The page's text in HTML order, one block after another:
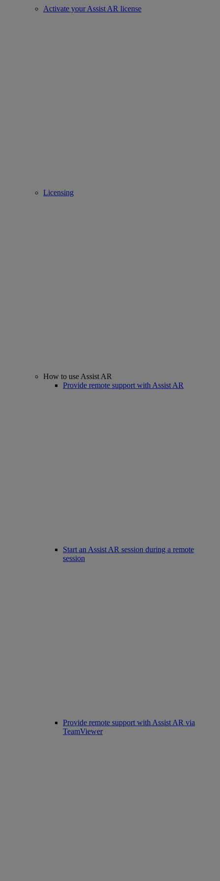
Activate your Assist AR license
Licensing
How to use Assist AR
Provide remote support with Assist AR
Start an Assist AR session during a remote
session
Provide remote support with Assist AR via
TeamViewer